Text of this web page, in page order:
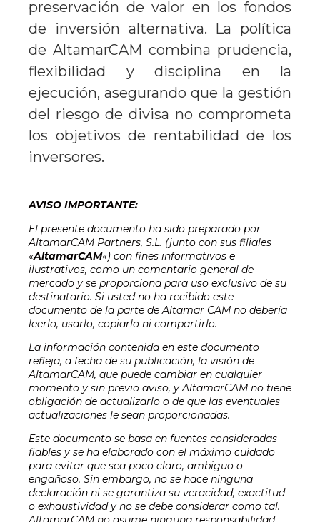
preservación de valor en los fondos
de inversión alternativa. La política
de AltamarCAM combina prudencia,
flexibilidad y disciplina en la
ejecución, asegurando que la gestión
del riesgo de divisa no comprometa
los objetivos de rentabilidad de los
inversores.
AVISO IMPORTANTE:
El presente documento ha sido preparado por
AltamarCAM Partners, S.L. (junto con sus filiales
«AltamarCAM«) con fines informativos e
ilustrativos, como un comentario general de
mercado y se proporciona para uso exclusivo de su
destinatario. Si usted no ha recibido este
documento de la parte de Altamar CAM no debería
leerlo, usarlo, copiarlo ni compartirlo.
La información contenida en este documento
refleja, a fecha de su publicación, la visión de
AltamarCAM, que puede cambiar en cualquier
momento y sin previo aviso, y AltamarCAM no tiene
obligación de actualizarlo o de que las eventuales
actualizaciones le sean proporcionadas.
Este documento se basa en fuentes consideradas
fiables y se ha elaborado con el máximo cuidado
para evitar que sea poco claro, ambiguo o
engañoso. Sin embargo, no se hace ninguna
declaración ni se garantiza su veracidad, exactitud
o exhaustividad y no se debe considerar como tal.